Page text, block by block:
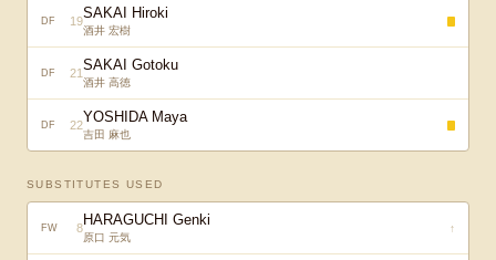
DF 19SAKAI Hiroki
酒井 宏樹
DF 21SAKAI Gotoku
酒井 高徳
DF 22YOSHIDA Maya
吉田 麻也
SUBSTITUTES USED
FW 8HARAGUCHI Genki
原口 元気
↑